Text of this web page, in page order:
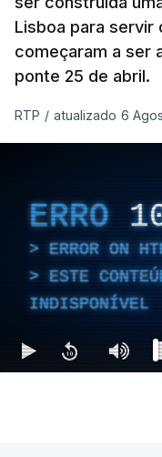
Lisboa para servir
começaram a ser
ponte 25 de abril.
RTP / atualizado 6
ERRO
ERROR ON
ESTE
INDISPONÍVEL